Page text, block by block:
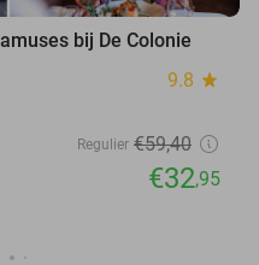
bij De Colonie
9.8 star
Regulier €59,40
€32,95